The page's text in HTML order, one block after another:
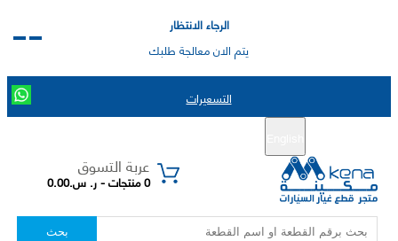
الرجاء الانتظار
يتم الان معالجة طلبك
التسعيرات
عربة التسوق
0 منتجات - ر. س.0.00
بحث